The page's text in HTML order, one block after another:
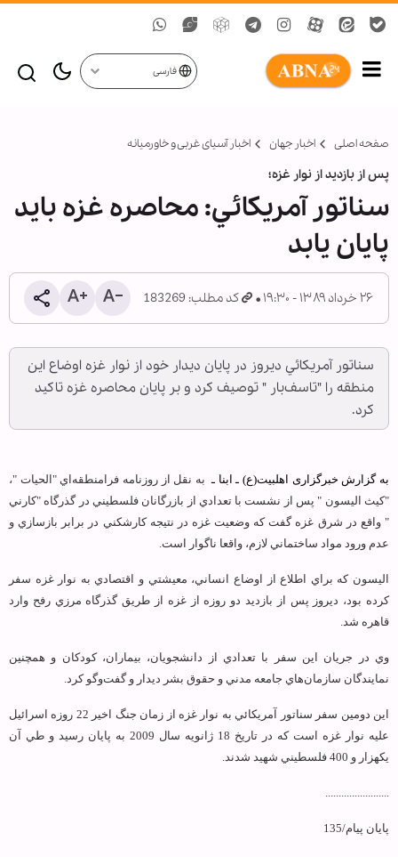
فارسی
صفحه اصلی اخبار جهان اخبار آسیای غربی و خاورمیانه
پس از بازديد از نوار غزه؛‌
سناتور آمريكائي: محاصره غزه بايد
پايان يابد
۲۶ خرداد ۱۳۸۹ - ۱۹:۳۰ کد مطلب: 183269
سناتور آمريكائي ديروز در پايان ديدار خود از نوار غزه اوضاع اين
منطقه را "تاسف‌بار " توصيف كرد و بر پايان محاصره غزه تاكيد
كرد.
به گزارش خبرگزاری اهل‏بیت(ع) ـ ابنا ـ به نقل از روزنامه فرامنطقه‌اي "الحيات "،
"كيث اليسون " پس از نشست با تعدادي از بازرگانان فلسطيني در گذرگاه "كارني
" واقع در شرق غزه گفت كه وضعيت غزه در نتيجه كارشكني در برابر بازسازي و
عدم ورود مواد ساختماني لازم، واقعا ناگوار است.
اليسون كه براي اطلاع از اوضاع انساني، معيشتي و اقتصادي به نوار غزه سفر
كرده بود، ديروز پس از بازديد دو روزه از غزه از طريق گذرگاه مرزي رفح وارد
قاهره شد.
وي در جريان اين سفر با تعدادي از دانشجويان، بيماران، كودكان و همچنين
نمايندگان سازمان‌هاي جامعه مدني و حقوق بشر ديدار و گفت‌وگو كرد.
اين دومين سفر سناتور آمريكائي به نوار غزه از زمان جنگ اخير 22 روزه اسرائيل
عليه نوار غزه است كه در تاريخ 18 ژانويه سال 2009 به پايان رسيد و طي آن
يكهزار و 400 فلسطيني شهيد شدند.
........................
پایان پیام/135